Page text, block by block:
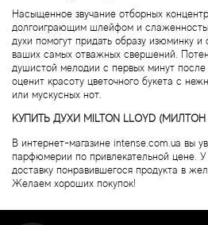
Насыщенное звучание отборных
долгоиграющим шлейфом и
духи помогут придать образу изюминку
ваших самых отважных свершений.
душистой мелодии с первых минут
оценит красоту цветочного букета с
или мускусных нот.
КУПИТЬ ДУХИ MILTON LLOYD
В интернет-магазине intense.com.ua вы
парфюмерии по привлекательной цене. У
доставку понравившегося продукта в
Желаем хороших покупок!
Alyssa Ashley
American Crew
Amouroud
Andre L'Arom